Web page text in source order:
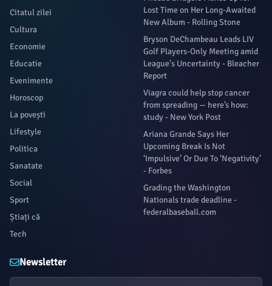
Citatul zilei
Cultura
Economie
Educatie
Evenimente
Horoscop
La povești
Lifestyle
Politica
Sanatate
Social
Sport
Știați că
Tech
Lost Time on Her Long-Awaited
New Album - Rolling Stone
Bryson DeChambeau Leads LIV
Golf Players-Only Meeting amid
League's Uncertainty - Bleacher
Report
Viagra could help stop cancer
from spreading — here’s how:
study - New York Post
Ariana Grande Says Her
Upcoming Break Is Not
‘Impulsive’ Or Due To ‘Negativity’
- Forbes
Grading the Washington
Nationals trade deadline -
federalbaseball.com
Newsletter